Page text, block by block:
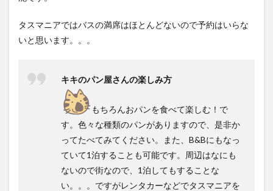
タスマニアではバスの満席はほとんどないので予約はいらな
いと思います。。。
キキのパン屋さんの楽しみ方
もちろんおパンを食べて楽しむ！で
す。色々な種類のパンがありますので、是非か
ってたべてみてください。また、B&Bにもなっ
ていて1泊することも可能です。周辺はなにも
ないので街なので、1泊してもすることな
い。。。ですがレンタカーなどでタスマニアを